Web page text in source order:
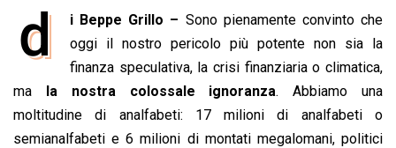
e
o
o
k
a
s
A
p
p
n
k
e
d
I
n
r
e
a
d
s
a
i
p
y
L
i
n
k
i
t
d i Beppe Grillo – Sono pienamente convinto che
oggi il nostro pericolo più potente non sia la
finanza speculativa, la crisi finanziaria o climatica,
ma la nostra colossale ignoranza. Abbiamo una
moltitudine di analfabeti: 17 milioni di analfabeti o
semianalfabeti e 6 milioni di montati megalomani, politici